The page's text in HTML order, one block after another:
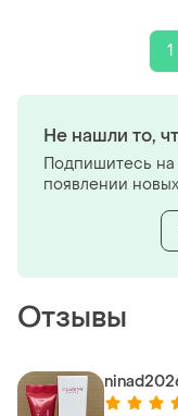
1
Отзывы
Не нашли то,
Подпишитесь на
появлении